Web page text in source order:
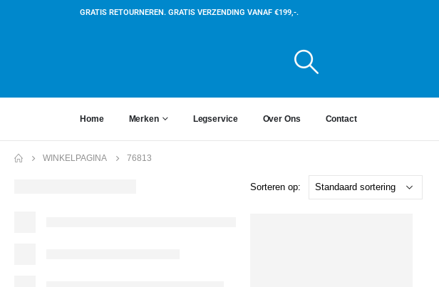
GRATIS RETOURNEREN. GRATIS VERZENDING VANAF €199,-.
Home Merken Legservice Over Ons Contact
WINKELPAGINA 76813
Sorteren op: